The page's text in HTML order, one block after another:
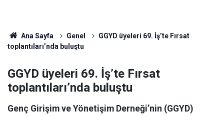
Ana Sayfa Genel
GGYD üyeleri 69. İş’te Fırsat
toplantıları’nda buluştu
GGYD üyeleri 69. İş’te Fırsat
toplantıları’nda buluştu
Genç Girişim ve Yönetişim Derneği’nin (GGYD)